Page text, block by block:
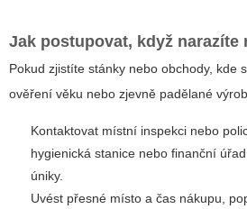
Jak postupovat, když narazíte
Pokud zjistíte stánky nebo obchody, kde
ověření věku nebo zjevně padělané
Kontaktovat místní inspekci nebo
hygienická stanice nebo finanční
úniky.
Uvést přesné místo a čas nákupu,